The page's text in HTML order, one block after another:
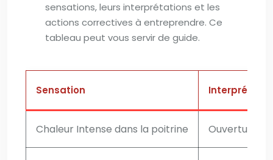
sensations, leurs interprétations et les
actions correctives à entreprendre. Ce
tableau peut vous servir de guide.
Sensation
Chaleur Intense dans la poitrine Ouverture